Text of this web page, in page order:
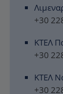
+30
ΚΤΕΛ
+30
ΚΤΕΛ
+30